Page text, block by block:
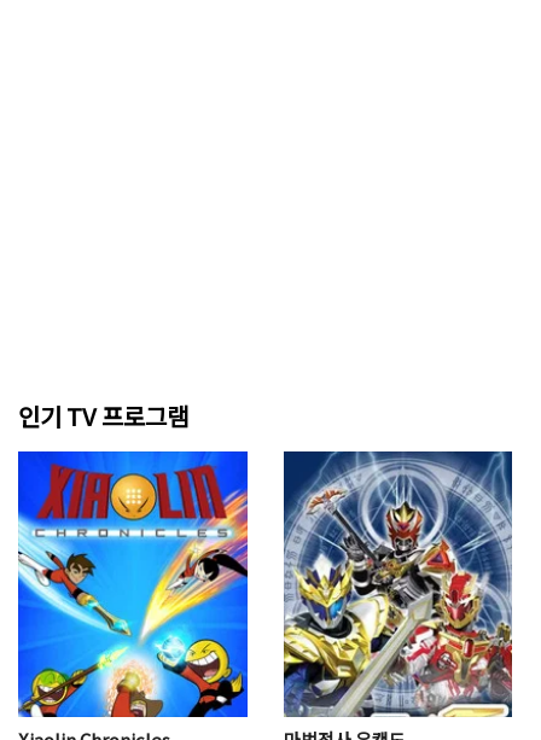
인기 TV 프로그램